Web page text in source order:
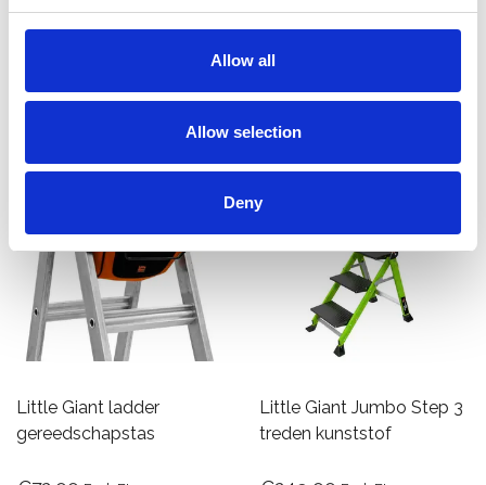
Allow all
Allow selection
Deny
€463,00 Excl. Btw €1.129,00 Excl. Btw
Little Giant ladder
gereedschapstas
Little Giant Jumbo Step 3
treden kunststof